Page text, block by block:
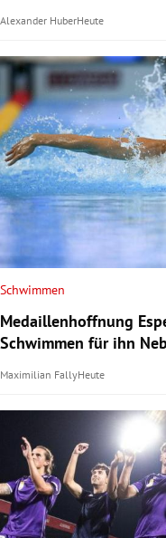
Alexander HuberHeute
Schwimmen
Medaillenhoffnung
Schwimmen für ihn
Maximilian FallyHeute